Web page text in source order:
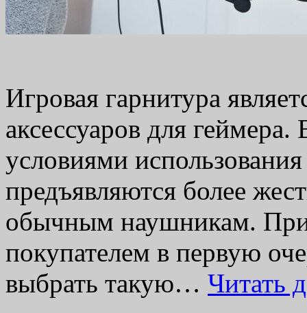
Игровая гарнитура
аксессуаров для
условиями
предъявляются более
обычным наушникам. При
покупателем в первую
выбрать такую… Читать